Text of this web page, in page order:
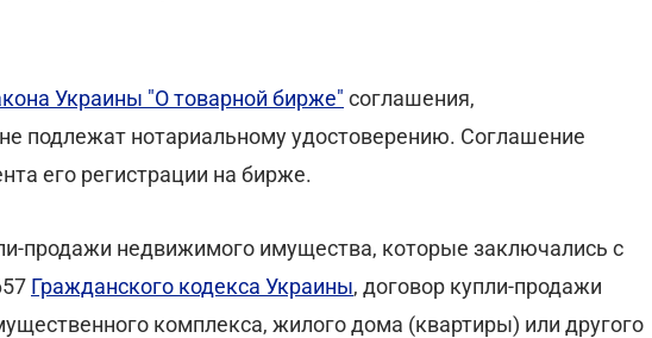
Украины "О товарной бирже" соглашения,
подлежат нотариальному удостоверению. Соглашение
его регистрации на бирже.
продажи недвижимого имущества, которые заключались с
Гражданского кодекса Украины, договор купли-продажи
комплекса, жилого дома (квартиры) или другого